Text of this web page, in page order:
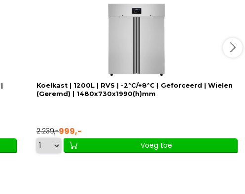
Koelkast | 1200L | RVS | -2°C/+8°C | Geforceerd | Wielen
(Geremd) | 1480x730x1990(h)mm
2.239,-999,-
Voeg toe